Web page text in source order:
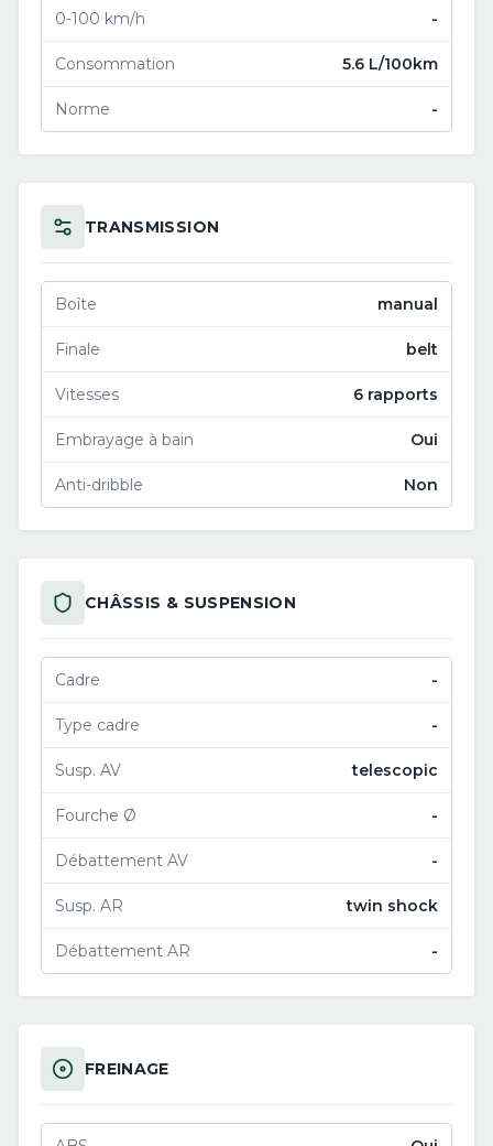
0-100 km/h -
Consommation 5.6 L/100km
Norme -
TRANSMISSION
Boîte manual
Finale belt
Vitesses 6 rapports
Embrayage à bain Oui
Anti-dribble Non
CHÂSSIS & SUSPENSION
Cadre -
Type cadre -
Susp. AV telescopic
Fourche Ø -
Débattement AV -
Susp. AR twin shock
Débattement AR -
FREINAGE